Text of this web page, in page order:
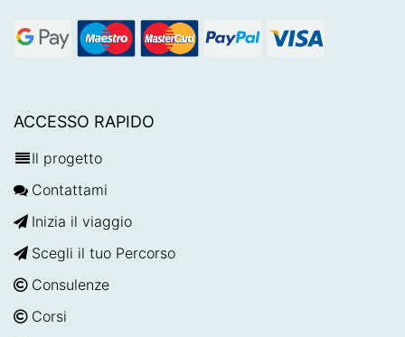
ACCESSO RAPIDO
Il progetto
Contattami
Inizia il viaggio
Scegli il tuo Percorso
Consulenze
Corsi